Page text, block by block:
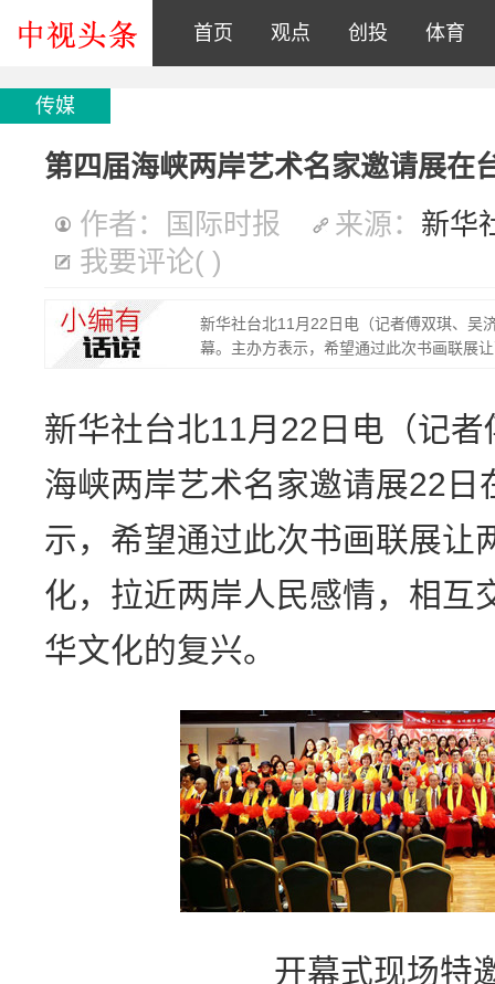
首页 观点 创投 体育
传媒
第四届海峡两岸艺术名家邀请展在
作者：国际时报
来源： 新华
我要评论( )
新华社台北11月22日电（记者傅双琪、吴
幕。主办方表示，希望通过此次书画联展
新华社台北11月22日电（记
海峡两岸艺术名家邀请展22日
示，希望通过此次书画联展让
化，拉近两岸人民感情，相互
华文化的复兴。
开幕式现场特